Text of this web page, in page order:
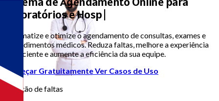
Laboratórios e Hospita
Automatize e otimize o agendamento de consultas, exames e
procedimentos médicos. Reduza faltas, melhore a experiência
do paciente e aumente a eficiência da sua equipe.
Começar GratuitamenteVer Casos de Uso
95%
Redução de faltas